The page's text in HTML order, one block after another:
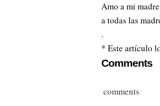
Amo a mi
a todas las
.
* Este artículo
Comments
comments